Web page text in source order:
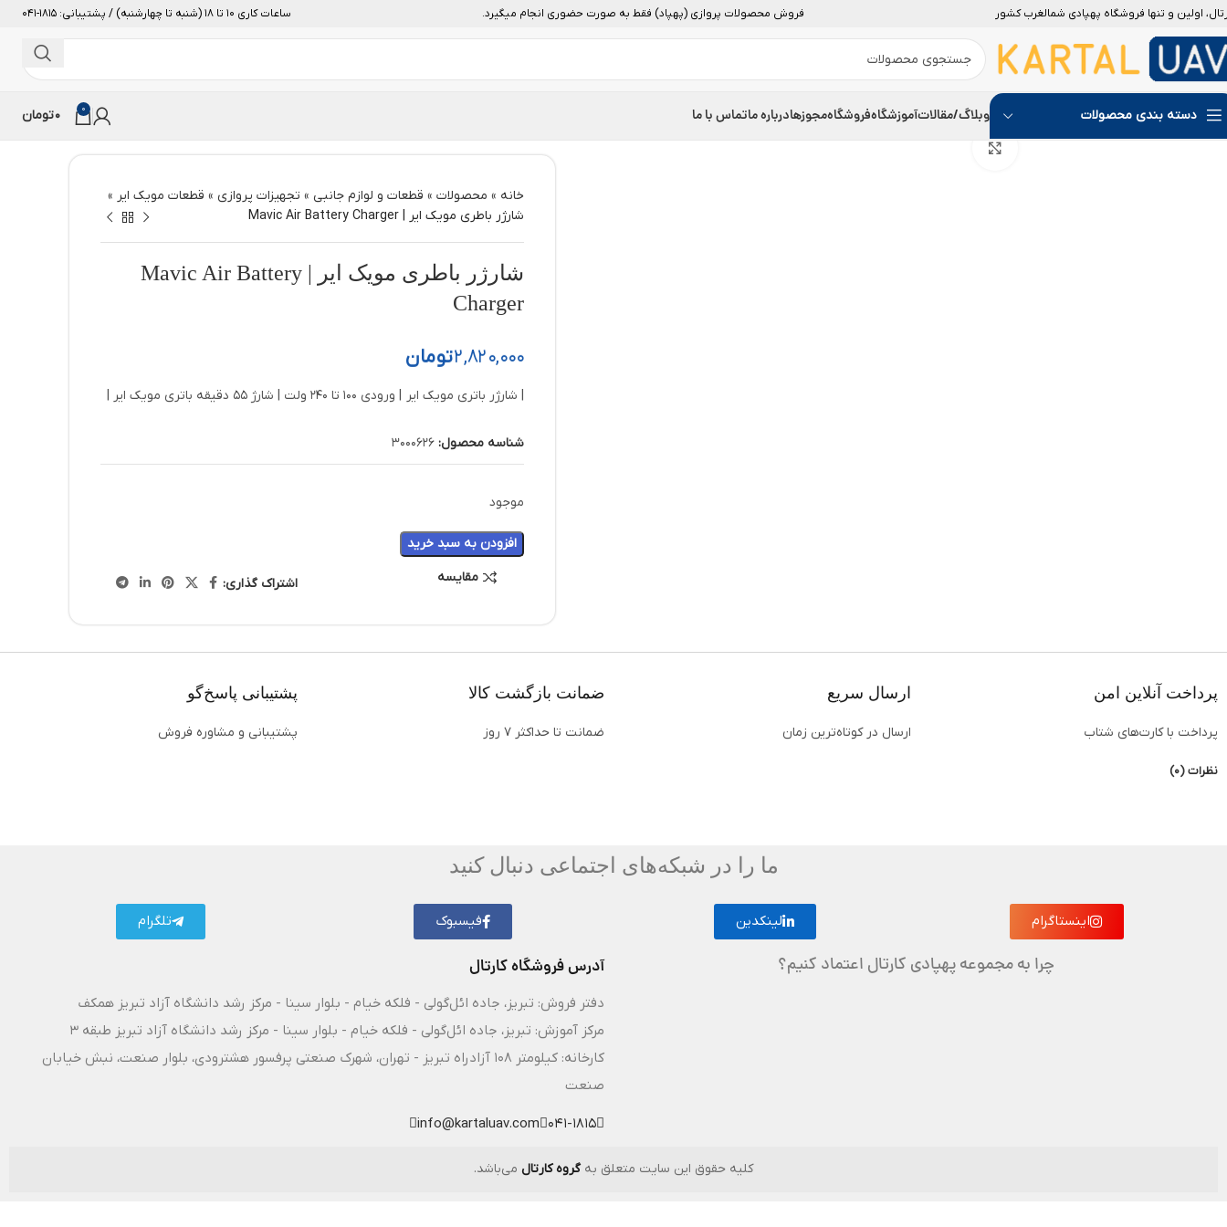
اولین و تنها فروشگاه پهپادی شمالغرب کشور فروش محصولات پروازی (پهپاد) فقط به صورت حضوری انجام میگیرد. ساعات کاری 10 تا 18 (شنبه تا چهارشنبه) / پشتیبانی: 1815-041
دسته بندی محصولات وبلاگ/مقالاتآموزشگاهفروشگاهمجوزهادرباره ماتماس با ما 0
0تومان
خانه » محصولات» قطعات و لوازم جانبی » تجهیزات پروازی » قطعات مویک ایر »
شارژر باطری مویک ایر | Mavic Air Battery Charger
شارژر باطری مویک ایر | Mavic Air Battery
Charger
2,820,000تومان
| شارژر باتری مویک ایر | ورودی 100 تا 240 ولت | شارژ 55 دقیقه باتری مویک ایر |
شناسه محصول: 3000626
موجود
افزودن به سبد خرید
مقایسه
اشتراک گذاری:
پرداخت آنلاین امن
پرداخت با کارت‌های شتاب
ارسال سریع
ارسال در کوتاه‌ترین زمان
ضمانت بازگشت کالا
ضمانت تا حداکثر ۷ روز
پشتیبانی پاسخ‌گو
پشتیبانی و مشاوره فروش
نظرات (0)
ما را در شبکه‌های اجتماعی دنبال کنید
اینستاگرام لینکدین فیسبوک تلگرام
چرا به مجموعه پهپادی کارتال اعتماد کنیم؟ آدرس فروشگاه کارتال
دفتر فروش: تبریز، جاده ائل‌گولی - فلکه خیام - بلوار سینا - مرکز رشد دانشگاه آزاد تبریز همکف
مرکز آموزش: تبریز، جاده ائل‌گولی - فلکه خیام - بلوار سینا - مرکز رشد دانشگاه آزاد تبریز طبقه 3
کارخانه: کیلومتر ۱۰۸ آزادراه تبریز - تهران، شهرک صنعتی پرفسور هشترودی، بلوار صنعت، نبش خیابان
صنعت
041-1815
info@kartaluav.com
کلیه حقوق این سایت متعلق بهگروه کارتال می‌باشد.
WhatsApp
Telegram